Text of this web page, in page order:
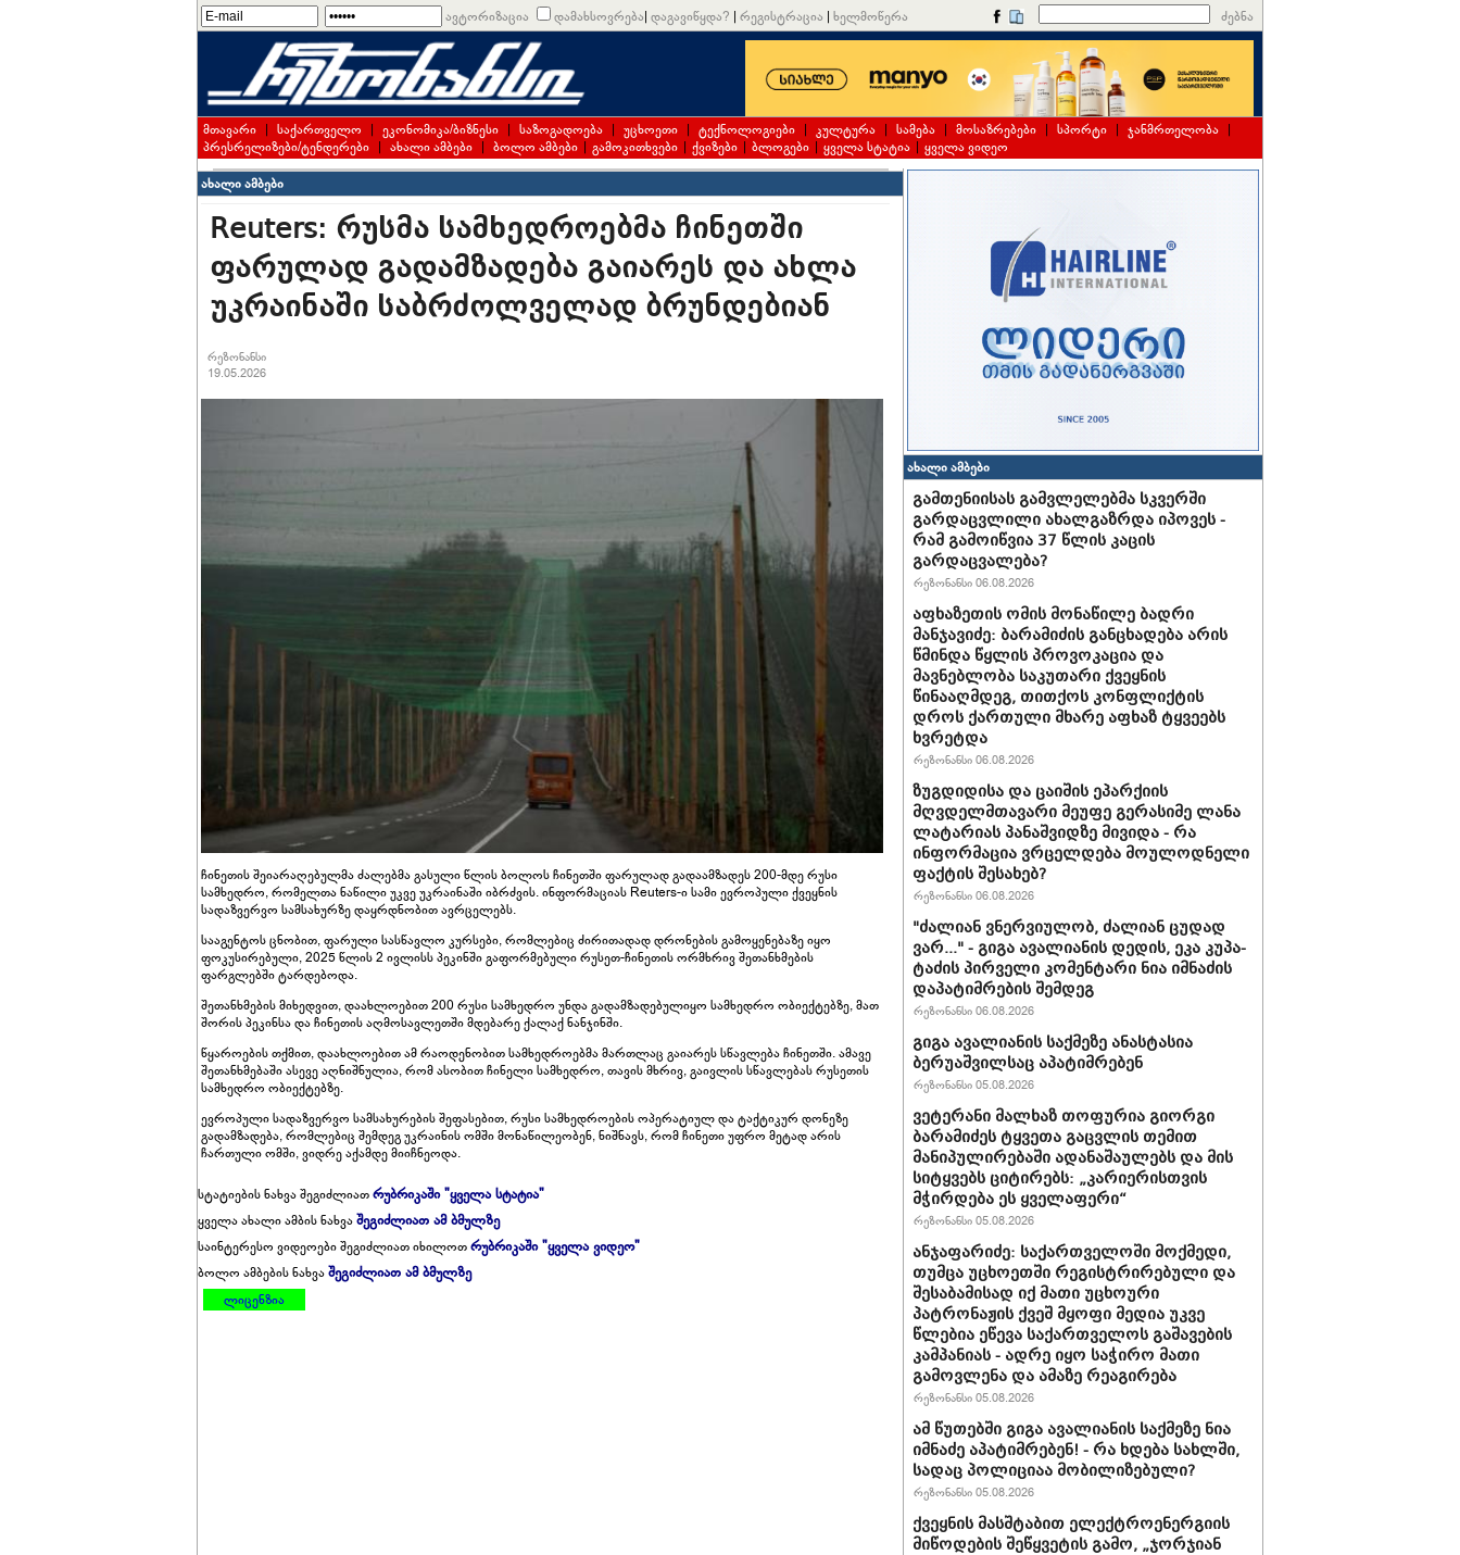
ავტორიზაცია დამახსოვრება| დაგავიწყდა? | რეგისტრაცია | ხელმოწერა ძებნა
მთავარი | საქართველო | ეკონომიკა/ბიზნესი | საზოგადოება | უცხოეთი | ტექნოლოგიები | კულტურა | სამება | მოსაზრებები | სპორტი | ჯანმრთელობა |
პრესრელიზები/ტენდერები | ახალი ამბები | ბოლო ამბები | გამოკითხვები | ქვიზები | ბლოგები | ყველა სტატია | ყველა ვიდეო
ახალი ამბები
Reuters: რუსმა სამხედროებმა ჩინეთში
ფარულად გადამზადება გაიარეს და ახლა
უკრაინაში საბრძოლველად ბრუნდებიან
რეზონანსი
19.05.2026
ჩინეთის შეიარაღებულმა ძალებმა გასული წლის ბოლოს ჩინეთში ფარულად გადაამზადეს 200-მდე რუსი
სამხედრო, რომელთა ნაწილი უკვე უკრაინაში იბრძვის. ინფორმაციას Reuters-ი სამი ევროპული ქვეყნის
სადაზვერვო სამსახურზე დაყრდნობით ავრცელებს.
სააგენტოს ცნობით, ფარული სასწავლო კურსები, რომლებიც ძირითადად დრონების გამოყენებაზე იყო
ფოკუსირებული, 2025 წლის 2 ივლისს პეკინში გაფორმებული რუსეთ-ჩინეთის ორმხრივ შეთანხმების
ფარგლებში ტარდებოდა.
შეთანხმების მიხედვით, დაახლოებით 200 რუსი სამხედრო უნდა გადამზადებულიყო სამხედრო ობიექტებზე, მათ
შორის პეკინსა და ჩინეთის აღმოსავლეთში მდებარე ქალაქ ნანჯინში.
წყაროების თქმით, დაახლოებით ამ რაოდენობით სამხედროებმა მართლაც გაიარეს სწავლება ჩინეთში. ამავე
შეთანხმებაში ასევე აღნიშნულია, რომ ასობით ჩინელი სამხედრო, თავის მხრივ, გაივლის სწავლებას რუსეთის
სამხედრო ობიექტებზე.
ევროპული სადაზვერვო სამსახურების შეფასებით, რუსი სამხედროების ოპერატიულ და ტაქტიკურ დონეზე
გადამზადება, რომლებიც შემდეგ უკრაინის ომში მონაწილეობენ, ნიშნავს, რომ ჩინეთი უფრო მეტად არის
ჩართული ომში, ვიდრე აქამდე მიიჩნეოდა.
სტატიების ნახვა შეგიძლიათრუბრიკაში "ყველა სტატია"
ყველა ახალი ამბის ნახვაშეგიძლიათ ამ ბმულზე
საინტერესო ვიდეოები შეგიძლიათ იხილოთრუბრიკაში "ყველა ვიდეო"
ბოლო ამბების ნახვაშეგიძლიათ ამ ბმულზე
ლიცენზია
ახალი ამბები
გამთენიისას გამვლელებმა სკვერში
გარდაცვლილი ახალგაზრდა იპოვეს -
რამ გამოიწვია 37 წლის კაცის
გარდაცვალება?
რეზონანსი 06.08.2026
აფხაზეთის ომის მონაწილე ბადრი
მანჯავიძე: ბარამიძის განცხადება არის
წმინდა წყლის პროვოკაცია და
მავნებლობა საკუთარი ქვეყნის
წინააღმდეგ, თითქოს კონფლიქტის
დროს ქართული მხარე აფხაზ ტყვეებს
ხვრეტდა
რეზონანსი 06.08.2026
ზუგდიდისა და ცაიშის ეპარქიის
მღვდელმთავარი მეუფე გერასიმე ლანა
ლატარიას პანაშვიდზე მივიდა - რა
ინფორმაცია ვრცელდება მოულოდნელი
ფაქტის შესახებ?
რეზონანსი 06.08.2026
"ძა­ლი­ან ვნერ­ვი­უ­ლობ, ძა­ლი­ან ცუ­დად
ვარ..." - გიგა ავა­ლი­ა­ნის დე­დის, ეკა კუ­პა­
ტა­ძის პირველი კომენტარი ნია იმნაძის
დაპატიმრების შემდეგ
რეზონანსი 06.08.2026
გიგა ავალიანის საქმეზე ანასტასია
ბერუაშვილსაც აპატიმრებენ
რეზონანსი 05.08.2026
ვეტერანი მალხაზ თოფურია გიორგი
ბარამიძეს ტყვეთა გაცვლის თემით
მანიპულირებაში ადანაშაულებს და მის
სიტყვებს ციტირებს: „კარიერისთვის
მჭირდება ეს ყველაფერი“
რეზონანსი 05.08.2026
ანჯაფარიძე: საქართველოში მოქმედი,
თუმცა უცხოეთში რეგისტრირებული და
შესაბამისად იქ მათი უცხოური
პატრონაჟის ქვეშ მყოფი მედია უკვე
წლებია ეწევა საქართველოს გაშავების
კამპანიას - ადრე იყო საჭირო მათი
გამოვლენა და ამაზე რეაგირება
რეზონანსი 05.08.2026
ამ წუთებში გიგა ავალიანის საქმეზე ნია
იმნაძე აპატიმრებენ! - რა ხდება სახლში,
სადაც პოლიციაა მობილიზებული?
რეზონანსი 05.08.2026
ქვეყნის მასშტაბით ელექტროენერგიის
მიწოდების შეწყვეტის გამო, „ჯორჯიან